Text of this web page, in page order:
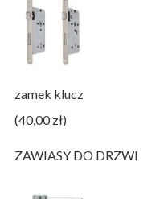
zamek klucz
(40,00 zł)
ZAWIASY DO DRZWI